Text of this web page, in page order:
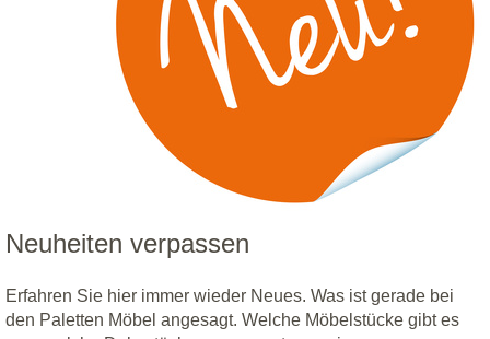
Neuheiten verpassen
Erfahren Sie hier immer wieder Neues. Was ist gerade bei
den Paletten Möbel angesagt. Welche Möbelstücke gibt es